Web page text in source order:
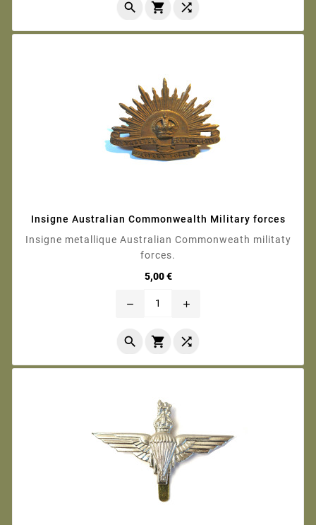
  
Insigne Australian Commonwealth Military forces
Insigne metallique Australian Commonweath militaty
forces.
5,00 €Prix
remove add
  